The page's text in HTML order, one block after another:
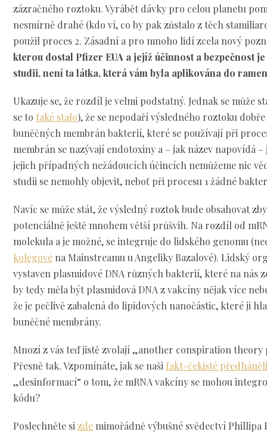
zázračného roztoku. Vyrábět dávky pro celou planetu
nesmírně drahé (kdo ví, co by pak zůstalo z těch
použil proces 2. Zásadní a pro mnoho lidí zcela nový
kterou dostal Pfizer EUA a jejíž účinnost a bezpečnost
studii, není ta látka, která vám byla aplikována do
Ukazuje se, že rozdíl je velmi podstatný. Jednak se může
se totaké stalo), že se nepodaří výsledného roztoku
buněčných membrán bakterií, které se používají při
membrán se nazývají endotoxiny a – jak název napovídá
jejich případných nežádoucích účincích nemůžeme nic
studii se nemohly objevit, neboť při procesu 1 žádné
Navíc se může stát, že výsledný roztok bude obsahovat
potenciálně ještě mnohem větší průšvih. Na rozdíl od
molekula a je možné, se integruje do lidského genomu
kolegové na Mainstreamu u Angeliky Bazalové). Lidský
vystaven plasmidové DNA různých bakterií, které na nás
by tedy měla být plasmidová DNA z vakcíny nějak více
že je pečlivě zabalená do lipidových nanočástic, které ji
buněčné membrány.
Mnozí z vás teď jistě zvolají „another conspiration
Přesně tak. Vzpomínáte, jak se naši fakt-čekisté
„desinformací“ o tom, že mRNA vakcíny se mohou
kódu?
Poslechněte sizde mimořádně výbušné svědectví Phillipa